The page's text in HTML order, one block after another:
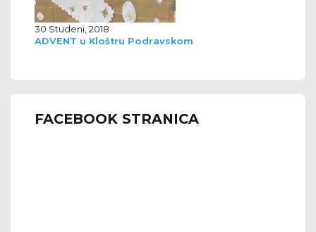
30 Studeni, 2018
ADVENT u Kloštru Podravskom
FACEBOOK STRANICA